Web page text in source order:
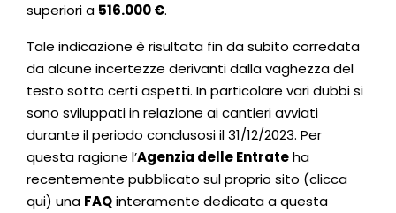
superiori a 516.000 €.
Tale indicazione è risultata fin da subito corredata
da alcune incertezze derivanti dalla vaghezza del
testo sotto certi aspetti. In particolare vari dubbi si
sono sviluppati in relazione ai cantieri avviati
durante il periodo conclusosi il 31/12/2023. Per
questa ragione l’Agenzia delle Entrateha
recentemente pubblicato sul proprio sito (clicca
qui) una FAQinteramente dedicata a questa